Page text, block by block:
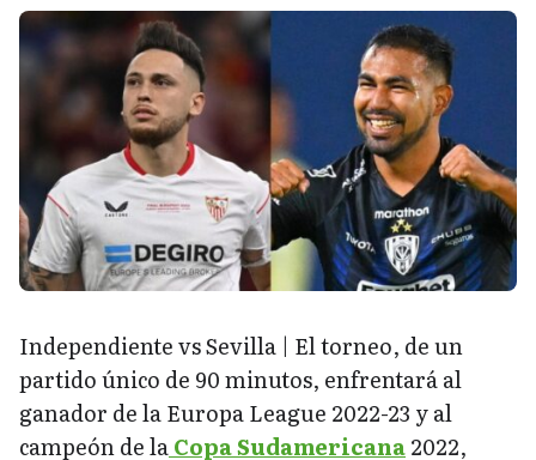
Independiente vs Sevilla | El torneo, de un
partido único de 90 minutos, enfrentará al
ganador de la Europa League 2022-23 y al
campeón de laCopa Sudamericana2022,